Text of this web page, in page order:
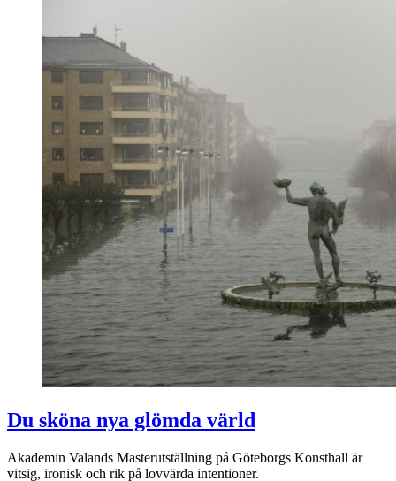
Du sköna nya glömda värld
Akademin Valands Masterutställning på Göteborgs Konsthall är
vitsig, ironisk och rik på lovvärda intentioner.